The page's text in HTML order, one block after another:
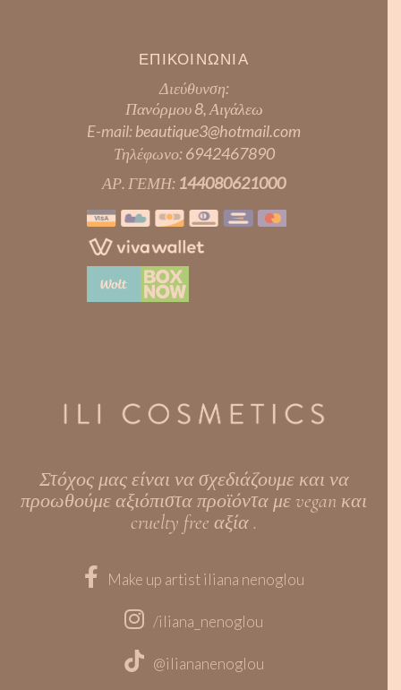
ΕΠΙΚΟΙΝΩΝΙΑ
Διεύθυνση:
Πανόρμου 8, Αιγάλεω
E-mail:beautique3@hotmail.com
Τηλέφωνο:6942467890
ΑΡ. ΓΕΜΗ: 144080621000
Στόχος μας είναι να σχεδιάζουμε και να
προωθούμε αξιόπιστα προϊόντα με vegan και
cruelty free αξία .
Make up artist iliana nenoglou
/iliana_nenoglou
@iliananenoglou